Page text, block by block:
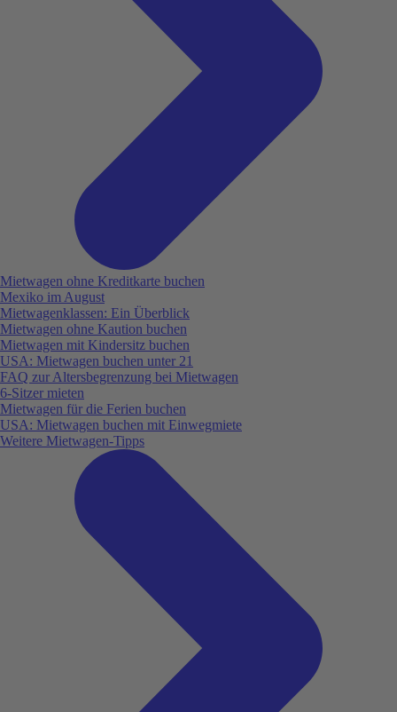
Mietwagen ohne Kreditkarte buchen
Mexiko im August
Mietwagenklassen: Ein Überblick
Mietwagen ohne Kaution buchen
Mietwagen mit Kindersitz buchen
USA: Mietwagen buchen unter 21
FAQ zur Altersbegrenzung bei Mietwagen
6-Sitzer mieten
Mietwagen für die Ferien buchen
USA: Mietwagen buchen mit Einwegmiete
Weitere Mietwagen-Tipps